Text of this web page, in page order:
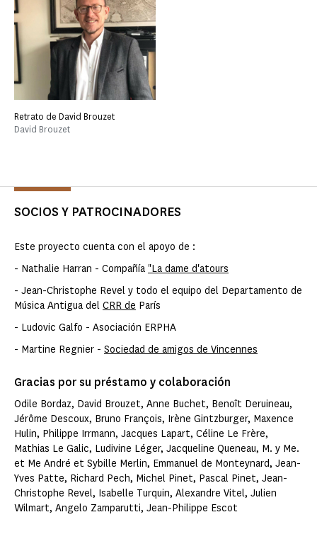
Retrato de David Brouzet
David Brouzet
SOCIOS Y PATROCINADORES
Este proyecto cuenta con el apoyo de :
- Nathalie Harran - Compañía "La dame d'atours
- Jean-Christophe Revel y todo el equipo del Departamento de
Música Antigua del CRR de París
- Ludovic Galfo - Asociación ERPHA
- Martine Regnier - Sociedad de amigos de Vincennes
Gracias por su préstamo y colaboración
Odile Bordaz, David Brouzet, Anne Buchet, Benoît Deruineau,
Jérôme Descoux, Bruno François, Irène Gintzburger, Maxence
Hulin, Philippe Irrmann, Jacques Lapart, Céline Le Frère,
Mathias Le Galic, Ludivine Léger, Jacqueline Queneau, M. y Me.
et Me André et Sybille Merlin, Emmanuel de Monteynard, Jean-
Yves Patte, Richard Pech, Michel Pinet, Pascal Pinet, Jean-
Christophe Revel, Isabelle Turquin, Alexandre Vitel, Julien
Wilmart, Angelo Zamparutti, Jean-Philippe Escot